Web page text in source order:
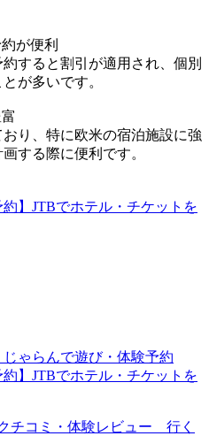
が便利
すると割引が適用され、個別
が多いです。
り、特に欧米の宿泊施設に強
する際に便利です。
約】JTBでホテル・チケットを
じゃらんで遊び・体験予約
約】JTBでホテル・チケットを